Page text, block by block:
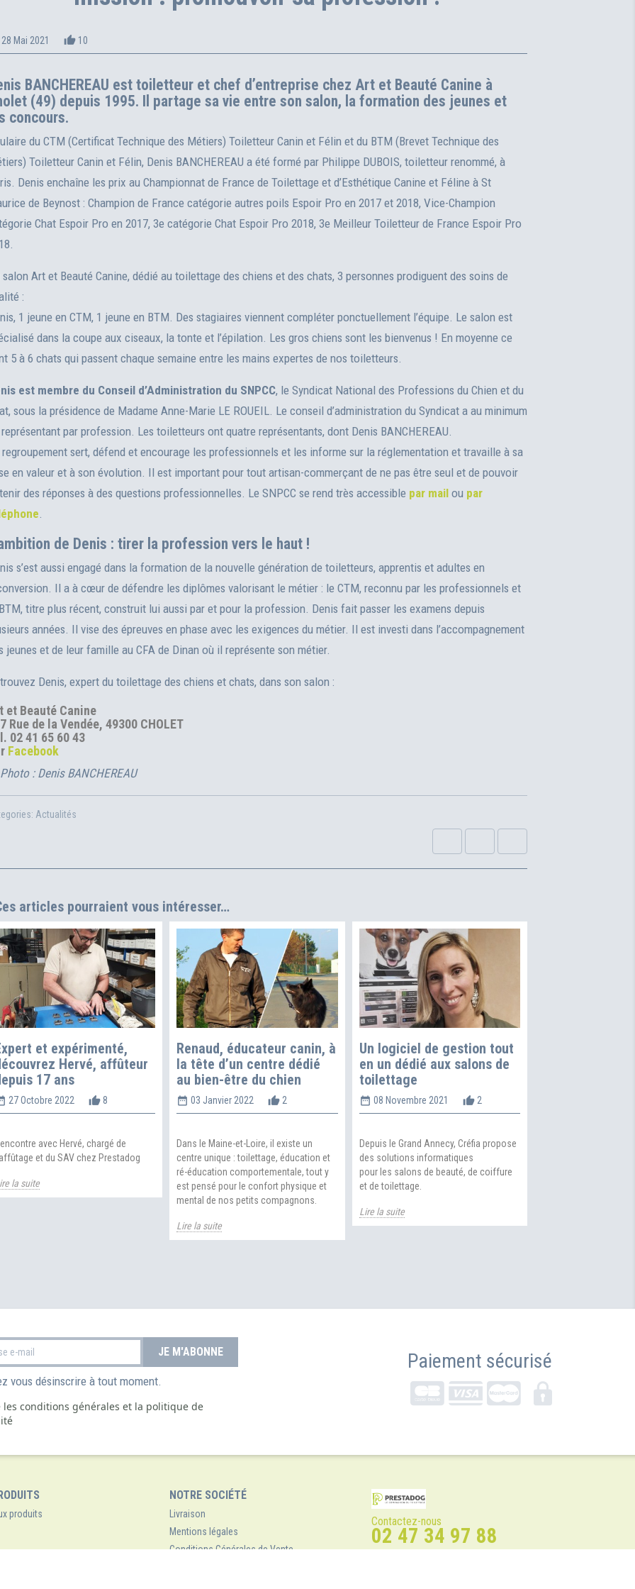
Toilettage
tout juste ouvert à
pour les
soins adaptés à la
Antilles.
toiletteuse dans le salon A
MATHA en Charente-Maritime
(17). Elle a déjà à son palmarès
un prix national !
Lire la suite
28 Mai 2021 thumb_up_alt
10
BANCHEREAU est toiletteur et chef d’entreprise chez Art et Beauté Canine à
(49) depuis 1995. Il partage sa vie entre son salon, la formation des jeunes et
concours.
du CTM (Certificat Technique des Métiers) Toiletteur Canin et Félin et du BTM (Brevet Technique des
Toiletteur Canin et Félin, Denis BANCHEREAU a été formé par Philippe DUBOIS, toiletteur renommé, à
Denis enchaîne les prix au Championnat de France de Toilettage et d’Esthétique Canine et Féline à St
de Beynost : Champion de France catégorie autres poils Espoir Pro en 2017 et 2018, Vice-Champion
Chat Espoir Pro en 2017, 3e catégorie Chat Espoir Pro 2018, 3e Meilleur Toiletteur de France Espoir Pro
salon Art et Beauté Canine, dédié au toilettage des chiens et des chats, 3 personnes prodiguent des soins de
:
1 jeune en CTM, 1 jeune en BTM. Des stagiaires viennent compléter ponctuellement l’équipe. Le salon est
dans la coupe aux ciseaux, la tonte et l’épilation. Les gros chiens sont les bienvenus ! En moyenne ce
5 à 6 chats qui passent chaque semaine entre les mains expertes de nos toiletteurs.
est membre du Conseil d’Administration du SNPCC, le Syndicat National des Professions du Chien et du
sous la présidence de Madame Anne-Marie LE ROUEIL. Le conseil d’administration du Syndicat a au minimum
par profession. Les toiletteurs ont quatre représentants, dont Denis BANCHEREAU.
regroupement sert, défend et encourage les professionnels et les informe sur la réglementation et travaille à sa
en valeur et à son évolution. Il est important pour tout artisan-commerçant de ne pas être seul et de pouvoir
des réponses à des questions professionnelles. Le SNPCC se rend très accessible par mail ou par
de Denis : tirer la profession vers le haut !
s’est aussi engagé dans la formation de la nouvelle génération de toiletteurs, apprentis et adultes en
Il a à cœur de défendre les diplômes valorisant le métier : le CTM, reconnu par les professionnels et
titre plus récent, construit lui aussi par et pour la profession. Denis fait passer les examens depuis
années. Il vise des épreuves en phase avec les exigences du métier. Il est investi dans l’accompagnement
jeunes et de leur famille au CFA de Dinan où il représente son métier.
Denis, expert du toilettage des chiens et chats, dans son salon :
et Beauté Canine
Rue de la Vendée, 49300 CHOLET
02 41 65 60 43
Facebook
: Denis BANCHEREAU
Actualités
articles pourraient vous intéresser…
et expérimenté,
Hervé, affûteur
17 ans
27 Octobre 2022 thumb_up_alt
8
avec Hervé, chargé de
et du SAV chez Prestadog
la suite
Renaud, éducateur canin, à
la tête d’un centre dédié
au bien-être du chien
date_range 03 Janvier 2022 thumb_up_alt
2
Dans le Maine-et-Loire, il existe un
centre unique : toilettage, éducation et
ré-éducation comportementale, tout y
est pensé pour le confort physique et
mental de nos petits compagnons.
Lire la suite
Un logiciel de gestion tout
en un dédié aux salons de
toilettage
date_range 08 Novembre 2021 thumb_up_alt
2
Depuis le Grand Annecy, Créfia propose
des solutions informatiques
pour les salons de beauté, de coiffure
et de toilettage.
Lire la suite
vous désinscrire à tout moment.
les conditions générales et la politique de
Paiement sécurisé
produits
NOTRE SOCIÉTÉ
Livraison
Mentions légales
Conditions Générales de Vente
Contactez-nous
02 47 34 97 88